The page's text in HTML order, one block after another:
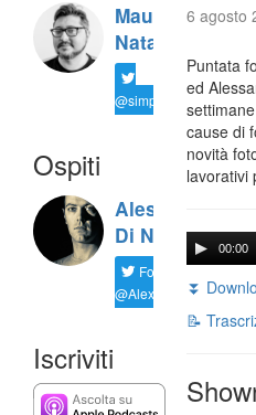
Maurizio
Natali
@simplemal
Ospiti
Alessandro
Di Noia
Follow
@AlexD75
Iscriviti
6 agosto
Puntata
ed
cause di
novità
lavorativi
00:00
⏬
📝